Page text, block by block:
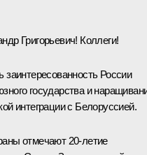
Григорьевич! Коллеги!
России
государства и
интеграции с Белоруссией.
отмечают 20-летие